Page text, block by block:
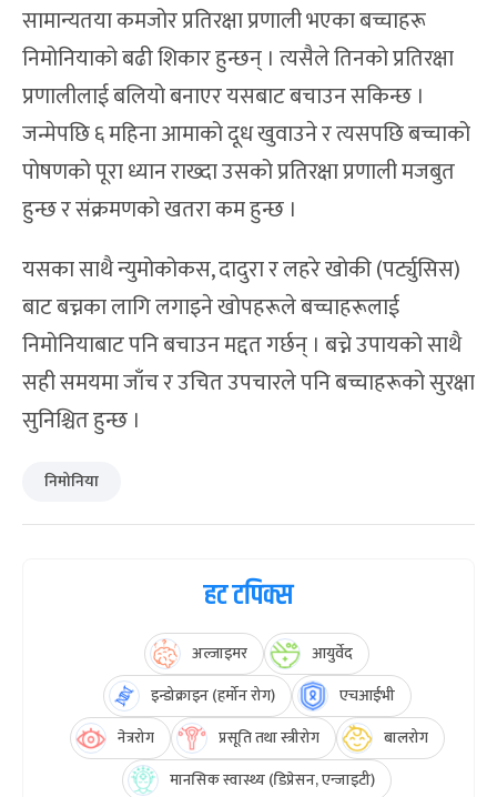
सामान्यतया कमजोर प्रतिरक्षा प्रणाली भएका बच्चाहरू
निमोनियाको बढी शिकार हुन्छन् । त्यसैले तिनको प्रतिरक्षा
प्रणालीलाई बलियो बनाएर यसबाट बचाउन सकिन्छ ।
जन्मेपछि ६ महिना आमाको दूध खुवाउने र त्यसपछि बच्चाको
पोषणको पूरा ध्यान राख्दा उसको प्रतिरक्षा प्रणाली मजबुत
हुन्छ र संक्रमणको खतरा कम हुन्छ ।
यसका साथै न्युमोकोकस, दादुरा र लहरे खाेकी (पर्ट्युसिस)
बाट बच्नका लागि लगाइने खोपहरूले बच्चाहरूलाई
निमोनियाबाट पनि बचाउन मद्दत गर्छन् । बच्ने उपायको साथै
सही समयमा जाँच र उचित उपचारले पनि बच्चाहरूको सुरक्षा
सुनिश्चित हुन्छ ।
निमोनिया
हट टपिक्स
अल्जाइमर
आयुर्वेद
इन्डोक्राइन (हर्मोन रोग)
एचआईभी
नेत्ररोग
प्रसूति तथा स्त्रीरोग
बालरोग
मानसिक स्वास्थ्य (डिप्रेसन, एन्जाइटी)